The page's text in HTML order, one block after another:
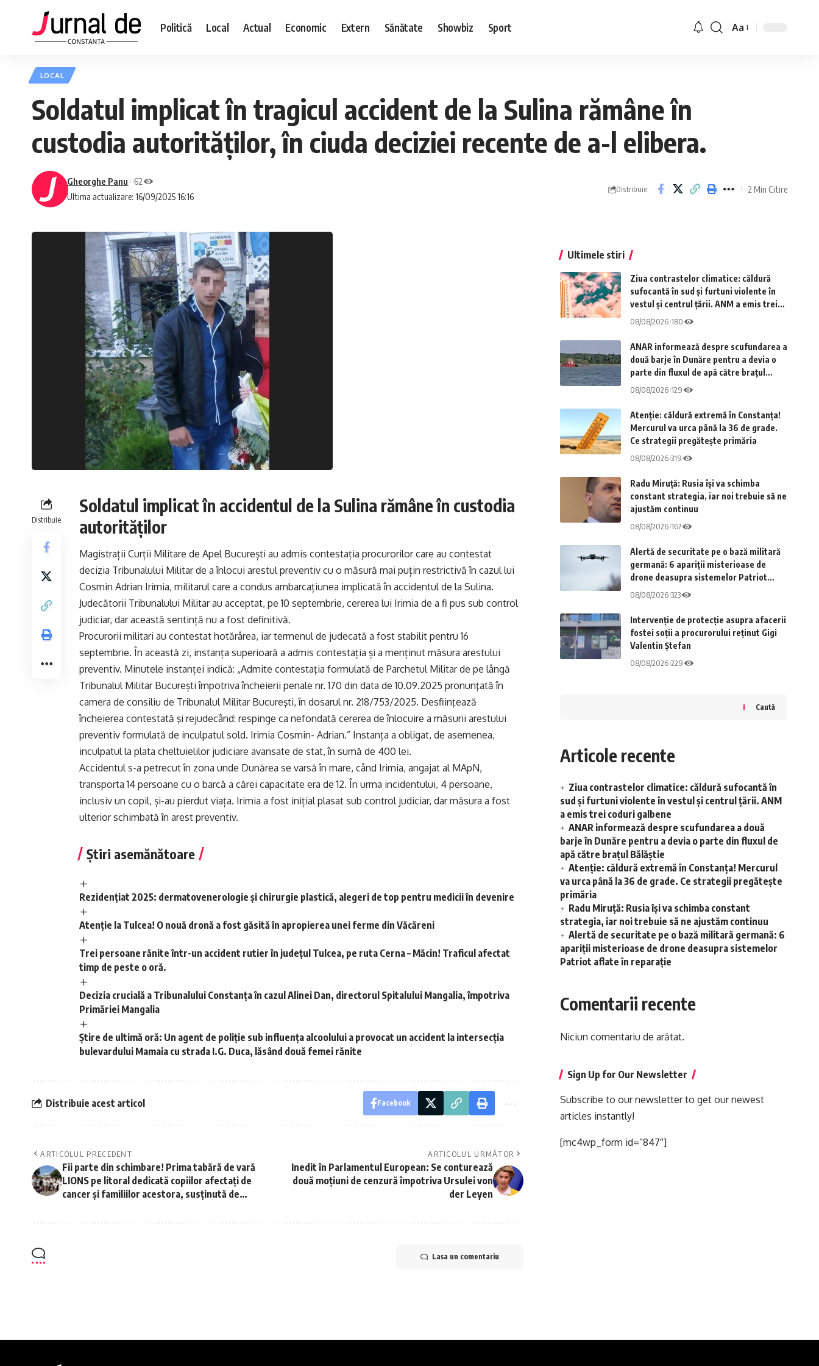
Politică Local Actual Economic Extern Sănătate Showbiz Sport Aa
LOCAL
Soldatul implicat în tragicul accident de la Sulina rămâne în
custodia autorităților, în ciuda deciziei recente de a-l elibera.
Ultima actualizare: 16/09/2025 16:16
Gheorghe Panu 62
Distribuie 2 Min Citire
Distribuie
Soldatul implicat în accidentul de la Sulina rămâne în custodia
autorităților
Magistrații Curții Militare de Apel București au admis contestația procurorilor care au contestat
decizia Tribunalului Militar de a înlocui arestul preventiv cu o măsură mai puțin restrictivă în cazul lui
Cosmin Adrian Irimia, militarul care a condus ambarcațiunea implicată în accidentul de la Sulina.
Judecătorii Tribunalului Militar au acceptat, pe 10 septembrie, cererea lui Irimia de a fi pus sub control
judiciar, dar această sentință nu a fost definitivă.
Procurorii militari au contestat hotărârea, iar termenul de judecată a fost stabilit pentru 16
septembrie. În această zi, instanța superioară a admis contestația și a menținut măsura arestului
preventiv. Minutele instanței indică: „Admite contestaţia formulată de Parchetul Militar de pe lângă
Tribunalul Militar București împotriva încheierii penale nr. 170 din data de 10.09.2025 pronunţată în
camera de consiliu de Tribunalul Militar Bucureşti, în dosarul nr. 218/753/2025. Desfiinţează
încheierea contestată şi rejudecând: respinge ca nefondată cererea de înlocuire a măsurii arestului
preventiv formulată de inculpatul sold. Irimia Cosmin- Adrian.” Instanța a obligat, de asemenea,
inculpatul la plata cheltuielilor judiciare avansate de stat, în sumă de 400 lei.
Accidentul s-a petrecut în zona unde Dunărea se varsă în mare, când Irimia, angajat al MApN,
transporta 14 persoane cu o barcă a cărei capacitate era de 12. În urma incidentului, 4 persoane,
inclusiv un copil, și-au pierdut viața. Irimia a fost inițial plasat sub control judiciar, dar măsura a fost
ulterior schimbată în arest preventiv.
Știri asemănătoare
Rezidențiat 2025: dermatovenerologie și chirurgie plastică, alegeri de top pentru medicii în devenire
Atenție la Tulcea! O nouă dronă a fost găsită în apropierea unei ferme din Văcăreni
Trei persoane rănite într-un accident rutier în județul Tulcea, pe ruta Cerna – Măcin! Traficul afectat
timp de peste o oră.
Decizia crucială a Tribunalului Constanța în cazul Alinei Dan, directorul Spitalului Mangalia, împotriva
Primăriei Mangalia
Știre de ultimă oră: Un agent de poliție sub influența alcoolului a provocat un accident la intersecția
bulevardului Mamaia cu strada I.G. Duca, lăsând două femei rănite
Distribuie acest articol Facebook
ARTICOLUL PRECEDENT
Fii parte din schimbare! Prima tabără de vară
LIONS pe litoral dedicată copiilor afectați de
cancer și familiilor acestora, susținută de
ARTICOLUL URMĂTOR
Inedit în Parlamentul European: Se conturează
două moțiuni de cenzură împotriva Ursulei von
der Leyen
Lasa un comentariu
Ultimele stiri
Ziua contrastelor climatice: căldură
sufocantă în sud și furtuni violente în
vestul și centrul țării. ANM a emis trei
coduri galbene
08/08/2026 180
ANAR informează despre scufundarea a
două barje în Dunăre pentru a devia o
parte din fluxul de apă către brațul
Bălăștie
08/08/2026 129
Atenție: căldură extremă în Constanța!
Mercurul va urca până la 36 de grade.
Ce strategii pregătește primăria
08/08/2026 319
Radu Miruță: Rusia își va schimba
constant strategia, iar noi trebuie să ne
ajustăm continuu
08/08/2026 167
Alertă de securitate pe o bază militară
germană: 6 apariții misterioase de
drone deasupra sistemelor Patriot
aflate în reparație
08/08/2026 323
Intervenție de protecție asupra afacerii
fostei soții a procurorului reținut Gigi
Valentin Ștefan
08/08/2026 229
Caută
Articole recente
Ziua contrastelor climatice: căldură sufocantă în
sud și furtuni violente în vestul și centrul țării. ANM
a emis trei coduri galbene
ANAR informează despre scufundarea a două
barje în Dunăre pentru a devia o parte din fluxul de
apă către brațul Bălăștie
Atenție: căldură extremă în Constanța! Mercurul
va urca până la 36 de grade. Ce strategii pregătește
primăria
Radu Miruță: Rusia își va schimba constant
strategia, iar noi trebuie să ne ajustăm continuu
Alertă de securitate pe o bază militară germană: 6
apariții misterioase de drone deasupra sistemelor
Patriot aflate în reparație
Comentarii recente
Niciun comentariu de arătat.
Sign Up for Our Newsletter
Subscribe to our newsletter to get our newest
articles instantly!
[mc4wp_form id=”847″]